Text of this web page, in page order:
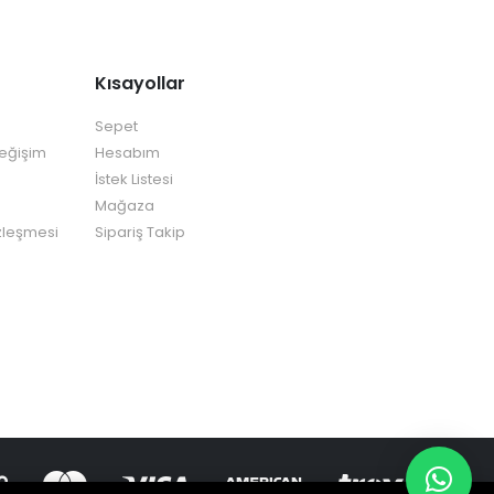
Kısayollar
Sepet
Hesabım
İstek Listesi
Mağaza
Sipariş Takip